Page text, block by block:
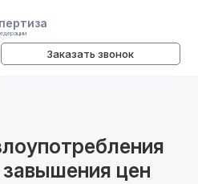
Заказать звонок
цен